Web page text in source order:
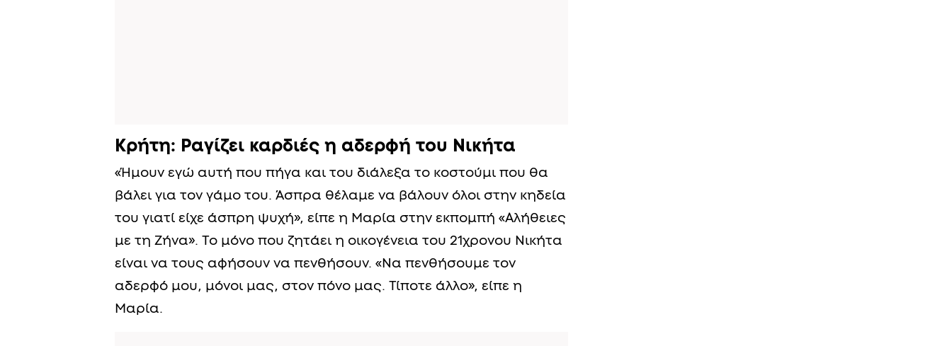
Κρήτη: Ραγίζει καρδιές η αδερφή του Νικήτα
«Ήμουν εγώ αυτή που πήγα και του διάλεξα το κοστούμι που θα
βάλει για τον γάμο του. Άσπρα θέλαμε να βάλουν όλοι στην κηδεία
του γιατί είχε άσπρη ψυχή», είπε η Μαρία στην εκπομπή «Αλήθειες
με τη Ζήνα». Το μόνο που ζητάει η οικογένεια του 21χρονου Νικήτα
είναι να τους αφήσουν να πενθήσουν. «Να πενθήσουμε τον
αδερφό μου, μόνοι μας, στον πόνο μας. Τίποτε άλλο», είπε η
Μαρία.